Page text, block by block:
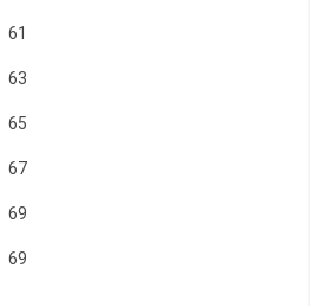
61
63
65
67
69
69